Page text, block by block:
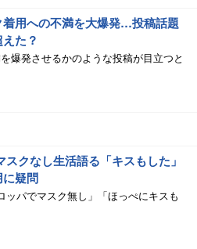
用への不満を大爆発…投稿話題
た？
爆発させるかのような投稿が目立つと
クなし生活語る「キスもした」
に疑問
ッパでマスク無し」「ほっぺにキスも